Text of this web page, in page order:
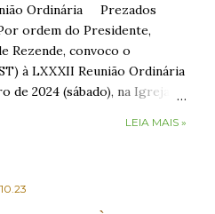
Ordinária Prezados
ordem do Presidente,
Rezende, convoco o
à LXXXII Reunião Ordinária
de 2024 (sábado), na Igreja
SP, como segue: •
, os Presbíteros
LEIA MAIS »